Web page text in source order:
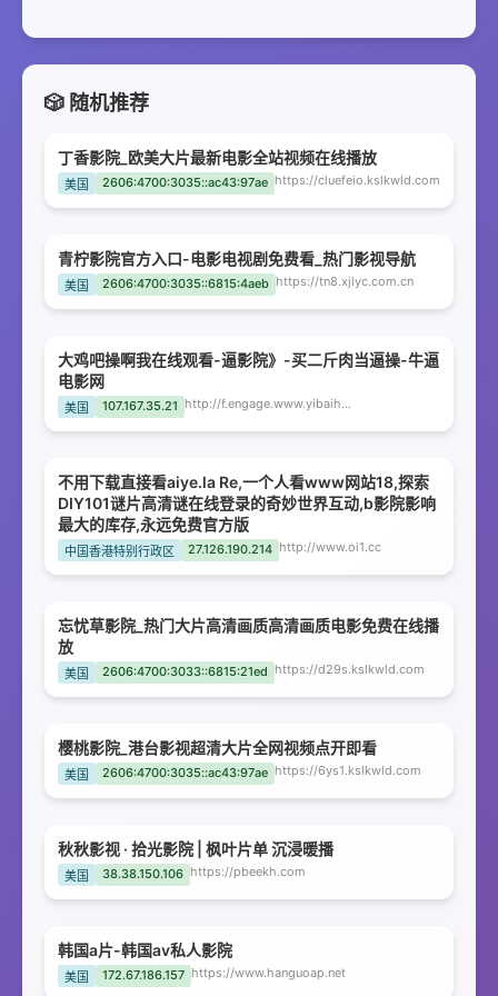
🎲 随机推荐
丁香影院_欧美大片最新电影全站视频在线播放
美国 2606:4700:3035::ac43:97ae https://cluefeio.kslkwld.com
青柠影院官方入口-电影电视剧免费看_热门影视导航
美国 2606:4700:3035::6815:4aeb https://tn8.xjlyc.com.cn
大鸡吧操啊我在线观看-逼影院》-买二斤肉当逼操-牛逼
电影网
美国 107.167.35.21 http://f.engage.www.yibaihui.top
不用下载直接看aiye.la Re,一个人看www网站18,探索
DIY101谜片高清谜在线登录的奇妙世界互动,b影院影响
最大的库存,永远免费官方版
中国香港特别行政区 27.126.190.214 http://www.oi1.cc
忘忧草影院_热门大片高清画质高清画质电影免费在线播
放
美国 2606:4700:3033::6815:21ed https://d29s.kslkwld.com
樱桃影院_港台影视超清大片全网视频点开即看
美国 2606:4700:3035::ac43:97ae https://6ys1.kslkwld.com
秋秋影视 · 拾光影院 | 枫叶片单 沉浸暖播
美国 38.38.150.106 https://pbeekh.com
韩国a片-韩国av私人影院
美国 172.67.186.157 https://www.hanguoap.net